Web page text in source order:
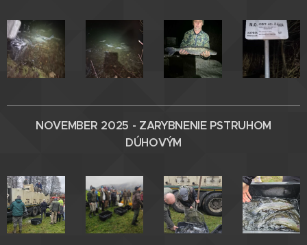
NOVEMBER 2025 - ZARYBNENIEPSTRUHOM
DÚHOVÝM